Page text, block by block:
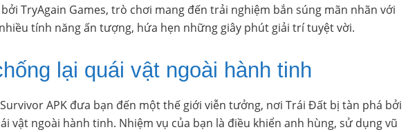
TryAgain Games, trò chơi mang đến trải nghiệm bắn súng mãn nhãn với
tính năng ấn tượng, hứa hẹn những giây phút giải trí tuyệt vời.
lại quái vật ngoài hành tinh
APK đưa bạn đến một thế giới viễn tưởng, nơi Trái Đất bị tàn phá bởi
vật ngoài hành tinh. Nhiệm vụ của bạn là điều khiển anh hùng, sử dụng vũ